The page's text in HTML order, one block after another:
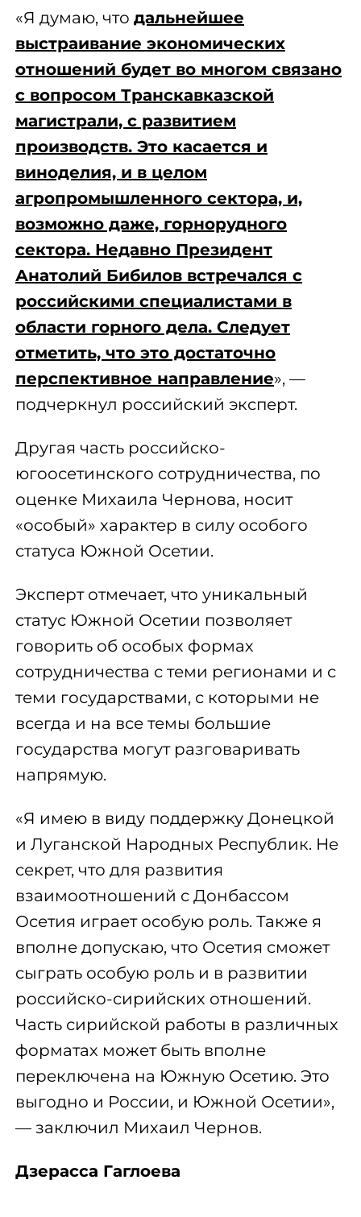
«Я думаю, что дальнейшее
выстраивание экономических
отношений будет во многом связано
с вопросом Транскавказской
магистрали, с развитием
производств. Это касается и
виноделия, и в целом
агропромышленного сектора, и,
возможно даже, горнорудного
сектора. Недавно Президент
Анатолий Бибилов встречался с
российскими специалистами в
области горного дела. Следует
отметить, что это достаточно
перспективное направление», —
подчеркнул российский эксперт.
Другая часть российско-
югоосетинского сотрудничества, по
оценке Михаила Чернова, носит
«особый» характер в силу особого
статуса Южной Осетии.
Эксперт отмечает, что уникальный
статус Южной Осетии позволяет
говорить об особых формах
сотрудничества с теми регионами и с
теми государствами, с которыми не
всегда и на все темы большие
государства могут разговаривать
напрямую.
«Я имею в виду поддержку Донецкой
и Луганской Народных Республик. Не
секрет, что для развития
взаимоотношений с Донбассом
Осетия играет особую роль. Также я
вполне допускаю, что Осетия сможет
сыграть особую роль и в развитии
российско-сирийских отношений.
Часть сирийской работы в различных
форматах может быть вполне
переключена на Южную Осетию. Это
выгодно и России, и Южной Осетии»,
— заключил Михаил Чернов.
Дзерасса Гаглоева